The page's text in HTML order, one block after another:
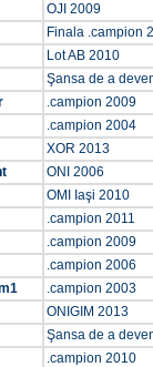
OJI 2009
Finala .campion
Lot AB 2010
Şansa de a
.campion 2009
.campion 2004
XOR 2013
ONI 2006
OMI Iaşi 2010
.campion 2011
.campion 2009
.campion 2006
.campion 2003
ONIGIM 2013
Şansa de a
.campion 2010